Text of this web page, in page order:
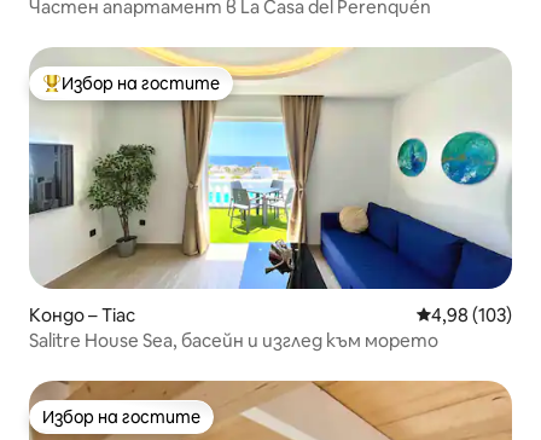
Частен апартамент в La Casa del Perenquén
Най-популярен избор на гостите
Избор на гостите
Кондо – Тіас Средна
4,98 (103)
Salitre House Sea, басейн и изглед към морето
Избор на гостите
Избор на гостите